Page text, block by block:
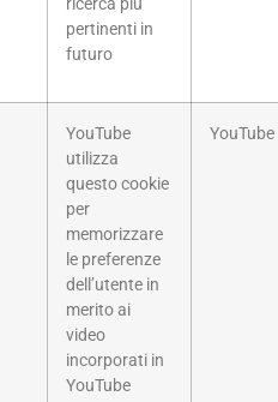
pertinenti in
futuro
YouTube
utilizza
questo cookie
per
memorizzare
le preferenze
dell’utente in
merito ai
video
incorporati in
YouTube
YouTube